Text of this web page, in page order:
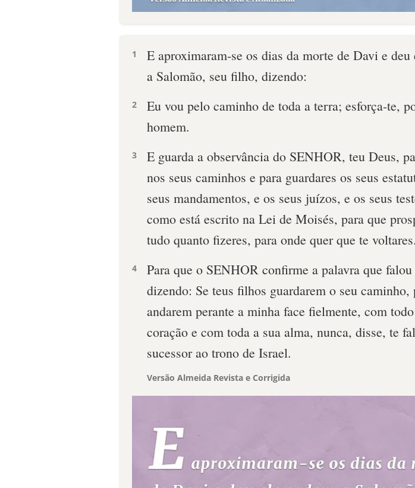
1
E aproximaram-se os dias da morte de Davi e deu
a Salomão, seu filho, dizendo:
2
Eu vou pelo caminho de toda a terra; esforça-te,
homem.
3
E guarda a observância do SENHOR, teu Deus,
nos seus caminhos e para guardares os seus
seus mandamentos, e os seus juízos, e os seus
como está escrito na Lei de Moisés, para que
tudo quanto fizeres, para onde quer que te voltares.
4
Para que o SENHOR confirme a palavra que
dizendo: Se teus filhos guardarem o seu caminho,
andarem perante a minha face fielmente, com
coração e com toda a sua alma, nunca, disse, te
sucessor ao trono de Israel.
Versão Almeida Revista e Corrigida